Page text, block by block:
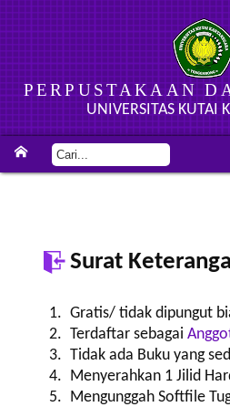
PERPUSTAKAAN
UNIVERSITAS KUTAI
Surat
Gratis/ tidak dipungut
Terdaftar sebagai
Tidak ada Buku yang
Menyerahkan 1 Jilid
Mengunggah Softfile